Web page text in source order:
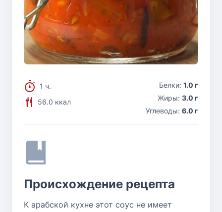
1 ч.
56.0 ккал
Белки: 1.0 г
Жиры: 3.0 г
Углеводы: 6.0 г
Происхождение рецепта
К арабской кухне этот соус не имеет